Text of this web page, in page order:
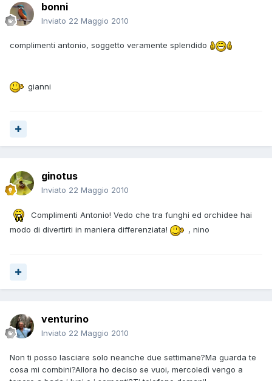
bonni
Inviato 22 Maggio 2010
complimenti antonio, soggetto veramente splendido
gianni
ginotus
Inviato 22 Maggio 2010
Complimenti Antonio! Vedo che tra funghi ed orchidee hai
modo di divertirti in maniera differenziata!
, nino
venturino
Inviato 22 Maggio 2010
Non ti posso lasciare solo neanche due settimane?Ma guarda te
cosa mi combini?Allora ho deciso se vuoi, mercoledì vengo a